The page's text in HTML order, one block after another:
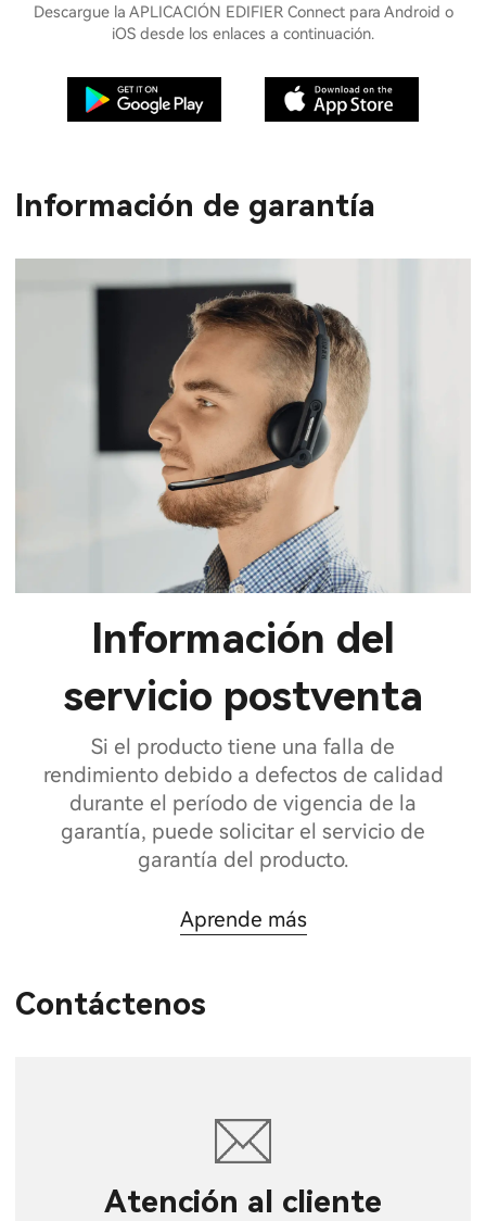
Descargue la APLICACIÓN EDIFIER Connect para Android o
iOS desde los enlaces a continuación.
Información de garantía
Información del
servicio postventa
Si el producto tiene una falla de
rendimiento debido a defectos de calidad
durante el período de vigencia de la
garantía, puede solicitar el servicio de
garantía del producto.
Aprende más
Contáctenos
Atención al cliente